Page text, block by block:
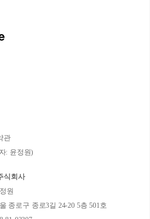
관
: 윤정원)
식회사
원
종로구 종로3길 24-20 5층 501호